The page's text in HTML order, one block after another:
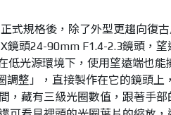
式規格後，除了外型更趨向復
鏡頭24-90mm F1.4-2.3鏡頭，望
低光源環境下，使用望遠端也能
整」，直接製作在它的鏡頭上
，藏有三級光圈數值，跟著手部